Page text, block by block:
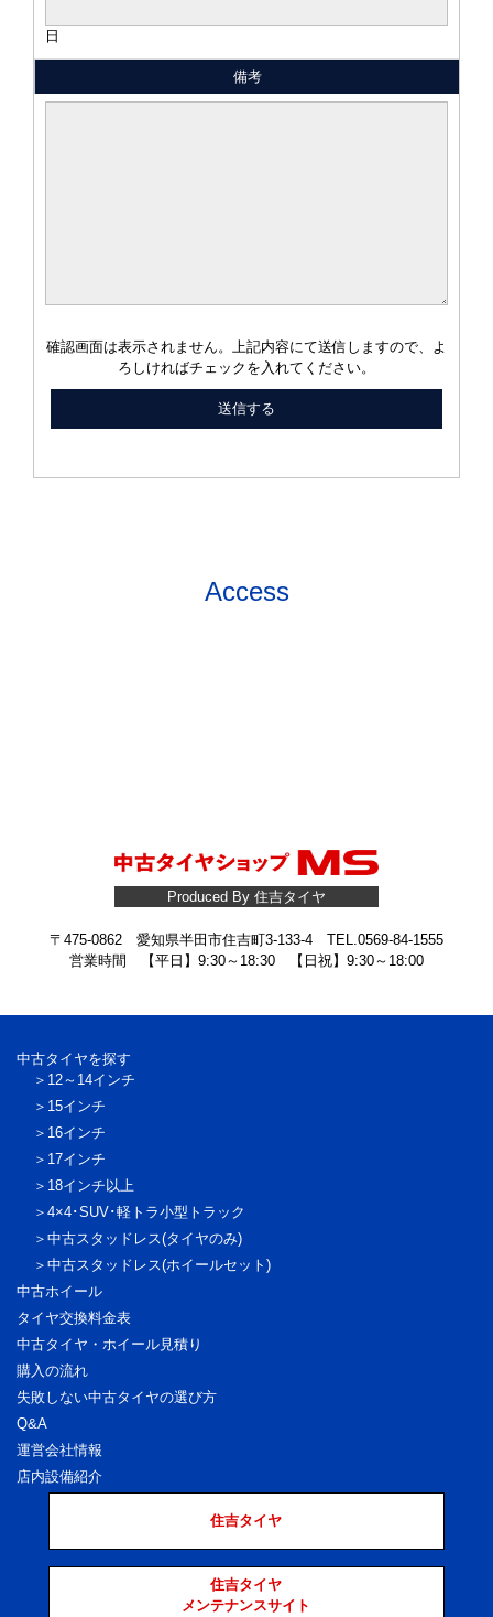
日
備考
確認画面は表示されません。上記内容にて送信しますので、よ
ろしければチェックを入れてください。
Access
Produced By 住吉タイヤ
〒475-0862 愛知県半田市住吉町3-133-4 TEL.0569-84-1555
営業時間 【平日】9:30～18:30 【日祝】9:30～18:00
中古タイヤを探す
12～14インチ
15インチ
16インチ
17インチ
18インチ以上
4×4･SUV･軽トラ小型トラック
中古スタッドレス(タイヤのみ)
中古スタッドレス(ホイールセット)
中古ホイール
タイヤ交換料金表
中古タイヤ・ホイール見積り
購入の流れ
失敗しない中古タイヤの選び方
Q&A
運営会社情報
店内設備紹介
住吉タイヤ
住吉タイヤ
メンテナンスサイト